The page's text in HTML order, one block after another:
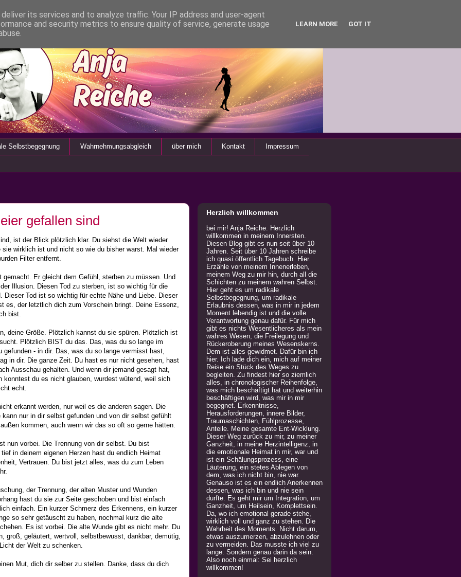
Selbstbegegnung Wahrnehmungsabgleich über mich Kontakt Impressum
gefallen sind
ist der Blick plötzlich klar. Du siehst die Welt wieder
wirklich ist und nicht so wie du bisher warst. Mal wieder
Filter entfernt.
gemacht. Er gleicht dem Gefühl, sterben zu müssen. Und
Illusion. Diesen Tod zu sterben, ist so wichtig für die
Dieser Tod ist so wichtig für echte Nähe und Liebe. Dieser
es, der letztlich dich zum Vorschein bringt. Deine Essenz,
bist.
deine Größe. Plötzlich kannst du sie spüren. Plötzlich ist
Plötzlich BIST du das. Das, was du so lange im
gefunden - in dir. Das, was du so lange vermisst hast,
in dir. Die ganze Zeit. Du hast es nur nicht gesehen, hast
Ausschau gehalten. Und wenn dir jemand gesagt hat,
konntest du es nicht glauben, wurdest wütend, weil sich
echt.
erkannt werden, nur weil es die anderen sagen. Die
nur in dir selbst gefunden und von dir selbst gefühlt
kommen, auch wenn wir das so oft so gerne hätten.
nun vorbei. Die Trennung von dir selbst. Du bist
in deinem eigenen Herzen hast du endlich Heimat
Vertrauen. Du bist jetzt alles, was du zum Leben
der Trennung, der alten Muster und Wunden
hast du sie zur Seite geschoben und bist einfach
einfach. Ein kurzer Schmerz des Erkennens, ein kurzer
so sehr getäuscht zu haben, nochmal kurz die alte
Es ist vorbei. Die alte Wunde gibt es nicht mehr. Du
groß, geläutert, wertvoll, selbstbewusst, dankbar, demütig,
der Welt zu schenken.
Mut, dich dir selber zu stellen. Danke, dass du dich
Herzlich willkommen
bei mir! Anja Reiche. Herzlich
willkommen in meinem Innersten.
Diesen Blog gibt es nun seit über 10
Jahren. Seit über 10 Jahren schreibe
ich quasi öffentlich Tagebuch. Hier.
Erzähle von meinem Innenerleben,
meinem Weg zu mir hin, durch all die
Schichten zu meinem wahren Selbst.
Hier geht es um radikale
Selbstbegegnung, um radikale
Erlaubnis dessen, was in mir in jedem
Moment lebendig ist und die volle
Verantwortung genau dafür. Für mich
gibt es nichts Wesentlicheres als mein
wahres Wesen, die Freilegung und
Rückeroberung meines Wesenskerns.
Dem ist alles gewidmet. Dafür bin ich
hier. Ich lade dich ein, mich auf meiner
Reise ein Stück des Weges zu
begleiten. Zu findest hier so ziemlich
alles, in chronologischer Reihenfolge,
was mich beschäftigt hat und weiterhin
beschäftigen wird, was mir in mir
begegnet. Erkenntnisse,
Herausforderungen, innere Bilder,
Traumaschichten, Fühlprozesse,
Anteile. Meine gesamte Ent-Wicklung.
Dieser Weg zurück zu mir, zu meiner
Ganzheit, in meine Herzintelligenz, in
die emotionale Heimat in mir, war und
ist ein Schälungsprozess, eine
Läuterung, ein stetes Ablegen von
dem, was ich nicht bin, nie war.
Genauso ist es ein endlich Anerkennen
dessen, was ich bin und nie sein
durfte. Es geht mir um Integration, um
Ganzheit, um Heilsein, Komplettsein.
Da, wo ich emotional gerade stehe,
wirklich voll und ganz zu stehen. Die
Wahrheit des Moments. Nicht darum,
etwas auszumerzen, abzulehnen oder
zu vermeiden. Das musste ich viel zu
lange. Sondern genau darin da sein.
Also noch einmal: Sei herzlich
willkommen!
its services and to analyze traffic. Your IP address and user-agent
and security metrics to ensure quality of service, generate usage
LEARN MORE GOT IT